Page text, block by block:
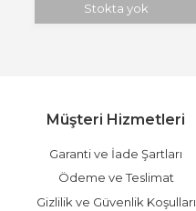
Stokta yok
Müşteri Hizmetleri
Garanti ve İade Şartları
Ödeme ve Teslimat
Gizlilik ve Güvenlik Koşulları